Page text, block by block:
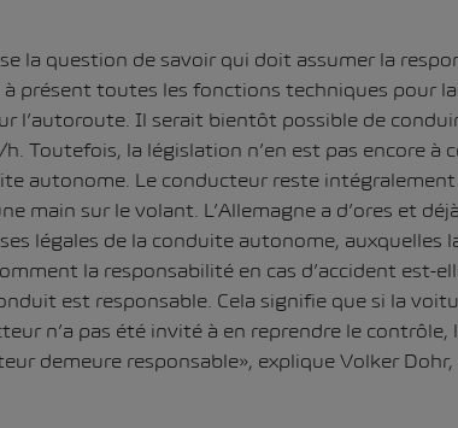
la question de savoir qui doit assumer la
présent toutes les fonctions techniques pour
l’autoroute. Il serait bientôt possible de
Toutefois, la législation n’en est pas encore à
autonome. Le conducteur reste
main sur le volant. L’Allemagne a d’ores et
légales de la conduite autonome, auxquelles
la responsabilité en cas d’accident est-
est responsable. Cela signifie que si la
n’a pas été invité à en reprendre le
demeure responsable», explique Volker Dohr,